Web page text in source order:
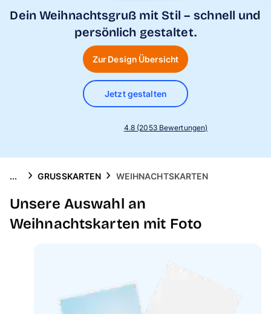
Dein Weihnachtsgruß mit Stil – schnell und
persönlich gestaltet.
4.8 (2053 Bewertungen)
Zur Design Übersicht
Jetzt gestalten
... GRUSSKARTEN WEIHNACHTSKARTEN
Unsere Auswahl an
Weihnachtskarten mit Foto